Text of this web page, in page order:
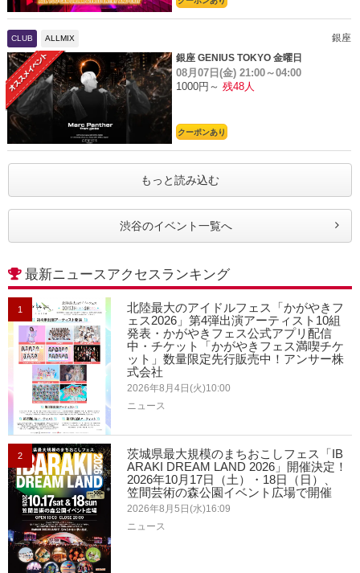
CLUB ALLMIX
銀座
銀座 GENIUS TOKYO 金曜日
08月07日(金) 21:00～04:00
1000円～ 残48人
クーポンあり
もっと読み込む
渋谷のイベント一覧へ
最新ニュースアクセスランキング
1
北陸最大のアイドルフェス「かがやきフ
ェス2026」第4弾出演アーティスト10組
発表・かがやきフェス公式アプリ配信
中・チケット「かがやきフェス満喫チケ
ット」数量限定先行販売中！アンサー株
式会社
2026年8月4日(火)10:00
ニュース
2
茨城県最大規模のまちおこしフェス「IB
ARAKI DREAM LAND 2026」開催決定！
2026年10月17日（土）・18日（日）、
笠間芸術の森公園イベント広場で開催
2026年8月5日(水)16:09
ニュース